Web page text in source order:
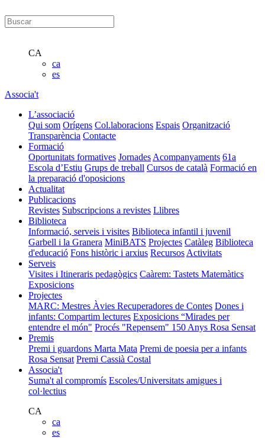
CA
ca
es
Associa't
L’associació
Qui som Orígens Col.laboracions Espais Organització
Transparència Contacte
Formació
Oportunitats formatives Jornades Acompanyaments 61a
Escola d’Estiu Grups de treball Cursos de català Formació en
la preparació d'oposicions
Actualitat
Publicacions
Revistes Subscripcions a revistes Llibres
Biblioteca
Informació, serveis i visites Biblioteca infantil i juvenil
Garbell i la Granera MiniBATS Projectes Catàleg Biblioteca
d'educació Fons històric i arxius Recursos Activitats
Serveis
Visites i Itineraris pedagògics Caàrem: Tastets Matemàtics
Exposicions
Projectes
MARC: Mestres Àvies Recuperadores de Contes Dones i
infants: Compartim lectures Exposicions “Mirades per
entendre el món" Procés "Repensem" 150 Anys Rosa Sensat
Premis
Premi i guardons Marta Mata Premi de poesia per a infants
Rosa Sensat Premi Cassià Costal
Associa't
Suma't al compromís Escoles/Universitats amigues i
col·lectius
CA
ca
es